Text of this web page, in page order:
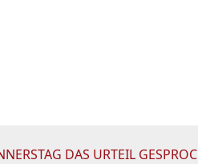
DAS URTEIL